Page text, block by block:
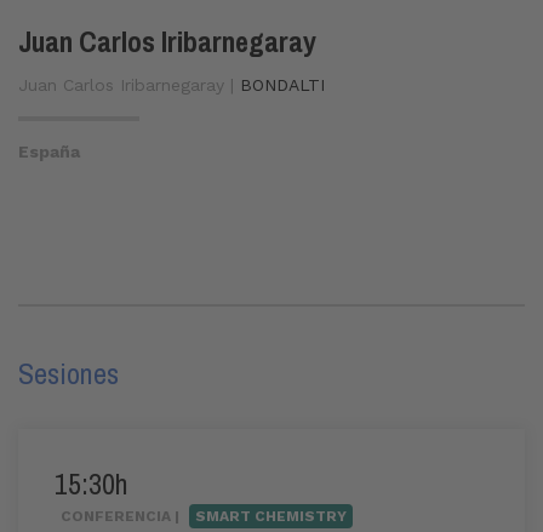
Juan Carlos Iribarnegaray
Juan Carlos Iribarnegaray | BONDALTI
España
Sesiones
15:30h
CONFERENCIA |
SMART CHEMISTRY